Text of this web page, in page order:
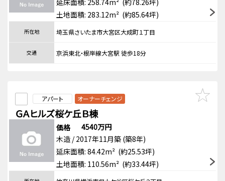
延床面積: 258.74m² (約78.26坪)
土地面積: 283.12m² (約85.64坪)
所在地 埼玉県さいたま市大宮区大成町１丁目
交通 京浜東北・根岸線大宮駅 徒歩18分
アパート オーナーチェンジ
ＧＡヒルズ桜ケ丘Ｂ棟
価格
4540万円
木造 / 2017年11月築 (築8年)
延床面積: 84.42m² (約25.53坪)
土地面積: 110.56m² (約33.44坪)